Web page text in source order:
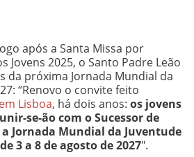
após a Santa Missa por
Jovens 2025, o Santo Padre Leão
da próxima Jornada Mundial da
“Renovo o convite feito
Lisboa, há dois anos: os jovens
se-ão com o Sucessor de
Jornada Mundial da Juventude
3 a 8 de agosto de 2027".